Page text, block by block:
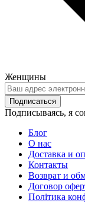
Женщины
Ваш
адрес
электронной
почты
Подписаться
Подписываясь, я
Блог
О нас
Доставка и
Контакты
Возврат и
Договор
Політика